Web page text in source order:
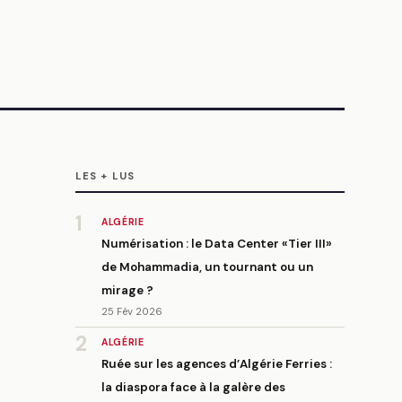
LES + LUS
1 ALGÉRIE
Numérisation : le Data Center «Tier III»
de Mohammadia, un tournant ou un
mirage ?
25 Fév 2026
2 ALGÉRIE
Ruée sur les agences d’Algérie Ferries :
la diaspora face à la galère des